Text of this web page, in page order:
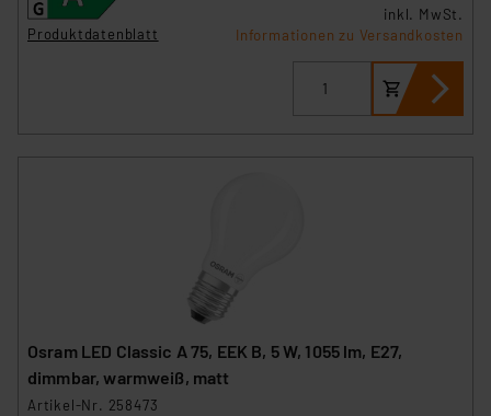
Produktdatenblatt
inkl. MwSt.
Informationen zu Versandkosten
Osram LED Classic A 75, EEK B, 5 W, 1055 lm, E27,
dimmbar, warmweiß, matt
Artikel-Nr. 258473